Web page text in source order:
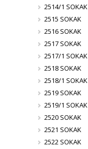
2514/1 SOKAK
2515 SOKAK
2516 SOKAK
2517 SOKAK
2517/1 SOKAK
2518 SOKAK
2518/1 SOKAK
2519 SOKAK
2519/1 SOKAK
2520 SOKAK
2521 SOKAK
2522 SOKAK